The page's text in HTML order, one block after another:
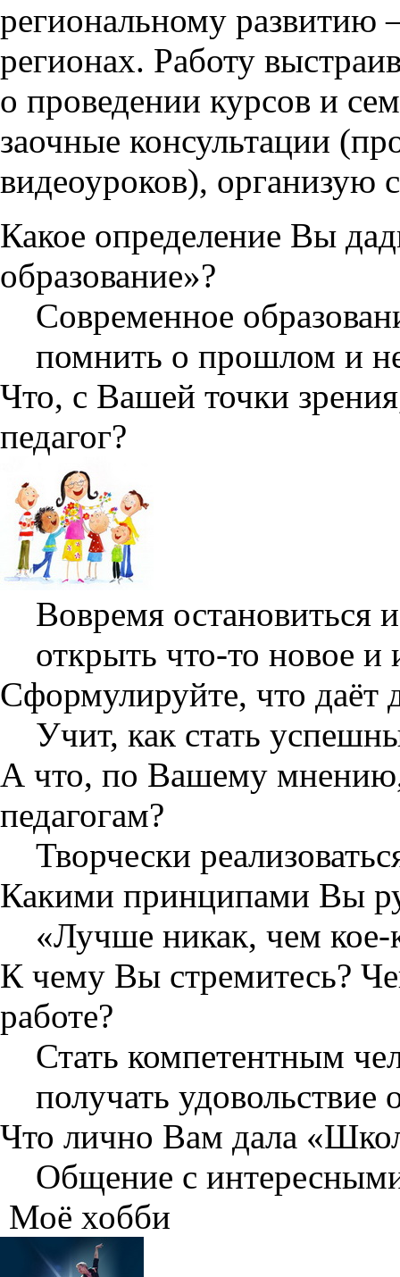
региональному развитию
регионах. Работу
о проведении курсов и
заочные консультации
видеоуроков), организую
Какое определение Вы
образование»?
Современное
помнить о прошлом и
Что, с Вашей точки
педагог?
Вовремя остановиться
открыть что-то новое и
Сформулируйте, что
Учит, как стать
А что, по Вашему
педагогам?
Творчески
Какими принципами Вы
«Лучше никак, чем кое-
К чему Вы стремитесь?
работе?
Стать компетентным
получать удовольствие
Что лично Вам дала
Общение с
Моё хобби